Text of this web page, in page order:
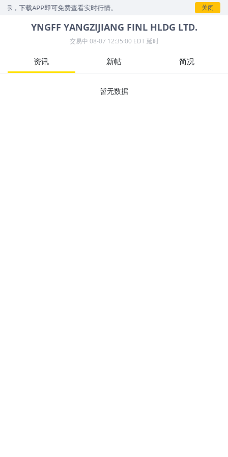
，下载APP即可免费查看实时行情。 关闭
YNGFF YANGZIJIANG FINL HLDG LTD.
交易中 08-07 12:35:00 EDT 延时
资讯 新帖 简况
暂无数据